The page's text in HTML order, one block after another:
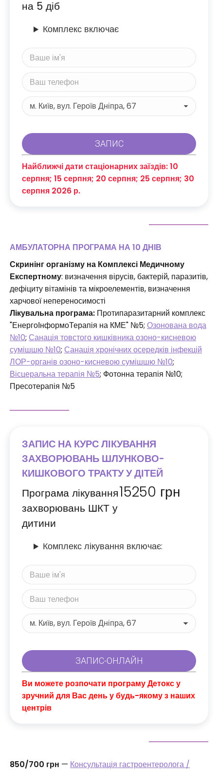
на 5 діб
Комплекс включає
Найближчі дати стаціонарних заїздів: 10
серпня; 15 серпня; 20 серпня; 25 серпня; 30
серпня 2026 р.
АМБУЛАТОРНА ПРОГРАМА НА 10 ДНІВ
Скринінг організму на Комплексі Медичному
Експертному: визначення вірусів, бактерій, паразитів,
дефіциту вітамінів та мікроелементів, визначення
харчової непереносимості
Лікувальна програма: Протипаразитарний комплекс
"ЕнергоІнформоТерапія на КМЕ" №5; Озонована вода
№10; Санація товстого кишківника озоно-кисневою
сумішшю №10; Санація хронічних осередків інфекцій
ЛОР-органів озоно-кисневою сумішшю №10;
Вісцеральна терапія №5; Фотонна терапія №10;
Пресотерапія №5
ЗАПИС НА КУРС ЛІКУВАННЯ
ЗАХВОРЮВАНЬ ШЛУНКОВО-
КИШКОВОГО ТРАКТУ У ДІТЕЙ
Програма лікування
захворювань ШКТ у
дитини
15250 грн
Комплекс лікування включає:
Ви можете розпочати програму Детокс у
зручний для Вас день у будь-якому з наших
центрів
850/700 грн — Консультація гастроентеролога /